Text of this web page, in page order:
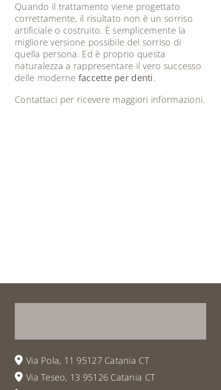
Quando il trattamento viene progettato
correttamente, il risultato non è un sorriso
artificiale o costruito. È semplicemente la
migliore versione possibile del sorriso di
quella persona. Ed è proprio questa
naturalezza a rappresentare il vero successo
delle moderne faccette per denti.
Contattaci per ricevere maggiori informazioni.
Via Pola, 11 95127 Catania CT
Via Teseo, 13 95126 Catania CT